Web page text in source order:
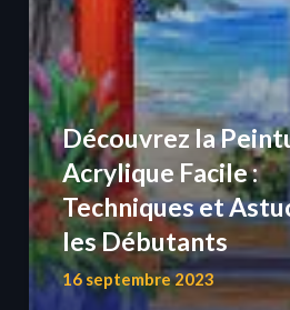
Découvrez la
Acrylique Facile :
Techniques et
les Débutants
16 septembre 2023